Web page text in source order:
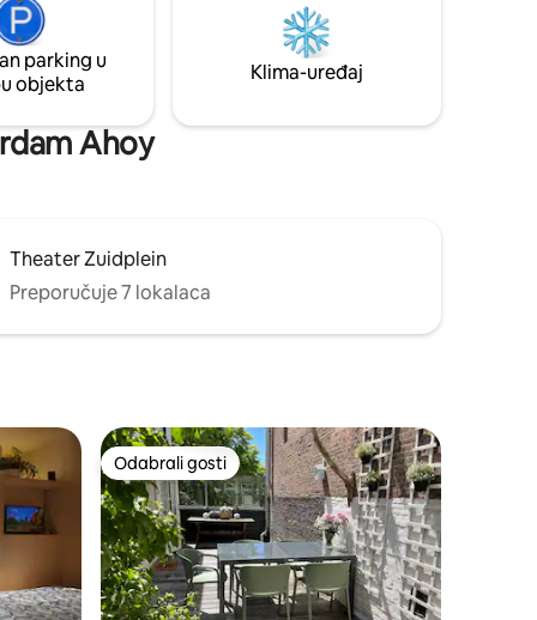
5
gostiju
je pogodan za samostalne, parove i
poslovne putnike te ima pristup 0 - 24
putem sefa za ključeve.
parking u
objekta
Klima-uređaj
Ahoy
Theater Zuidplein
Preporučuje 7 lokalaca
Odabrali gosti
Odabrali gosti